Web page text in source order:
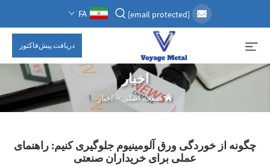
[email protected]
FA
دریافت پیش‌فاکتور
اخبار
صفحه اصلی >اخبار
چگونه از خوردگی ورق آلومینیوم جلوگیری کنیم: راهنمای
عملی برای خریداران صنعتی